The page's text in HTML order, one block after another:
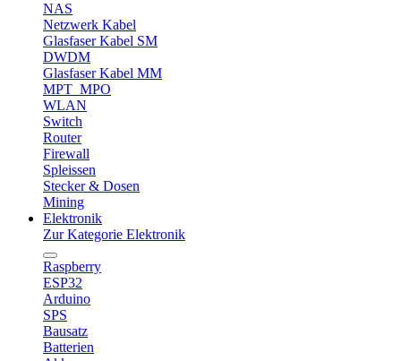
NAS
Netzwerk Kabel
Glasfaser Kabel SM
DWDM
Glasfaser Kabel MM
MPT_MPO
WLAN
Switch
Router
Firewall
Spleissen
Stecker & Dosen
Mining
Elektronik
Zur Kategorie Elektronik
Raspberry
ESP32
Arduino
SPS
Bausatz
Batterien